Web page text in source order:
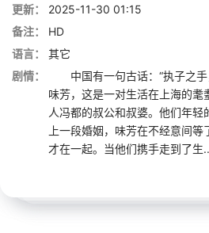
更新：
2025-11-30 01:15
备注：
HD
语言：
其它
剧情：
中国有一句古话：“执子之
味芳，这是一对生活在上海的耄
人冯都的叔公和叔婆。他们年轻
上一段婚姻，味芳在不经意间
才在一起。当他们携手走到了生